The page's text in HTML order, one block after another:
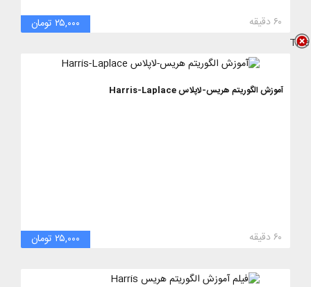
۲۵,۰۰۰ تومان ۶۰ دقیقه
آموزش الگوریتم هریس-لاپلاس Harris-Laplace
۲۵,۰۰۰ تومان ۶۰ دقیقه
Title